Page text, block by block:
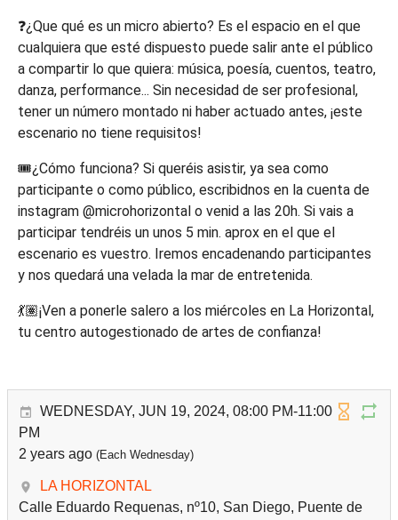
❓¿Que qué es un micro abierto? Es el espacio en el que
cualquiera que esté dispuesto puede salir ante el público
a compartir lo que quiera: música, poesía, cuentos, teatro,
danza, performance... Sin necesidad de ser profesional,
tener un número montado ni haber actuado antes, ¡este
escenario no tiene requisitos!
🎟️¿Cómo funciona? Si queréis asistir, ya sea como
participante o como público, escribidnos en la cuenta de
instagram @microhorizontal o venid a las 20h. Si vais a
participar tendréis un unos 5 min. aprox en el que el
escenario es vuestro. Iremos encadenando participantes
y nos quedará una velada la mar de entretenida.
💃🏽¡Ven a ponerle salero a los miércoles en La Horizontal,
tu centro autogestionado de artes de confianza!
WEDNESDAY, JUN 19, 2024, 08:00 PM-11:00
PM
2 years ago (Each Wednesday)
LA HORIZONTAL
Calle Eduardo Requenas, nº10, San Diego, Puente de